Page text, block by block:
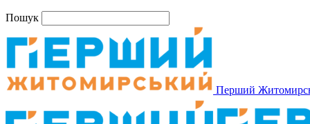
Пошук
Перший